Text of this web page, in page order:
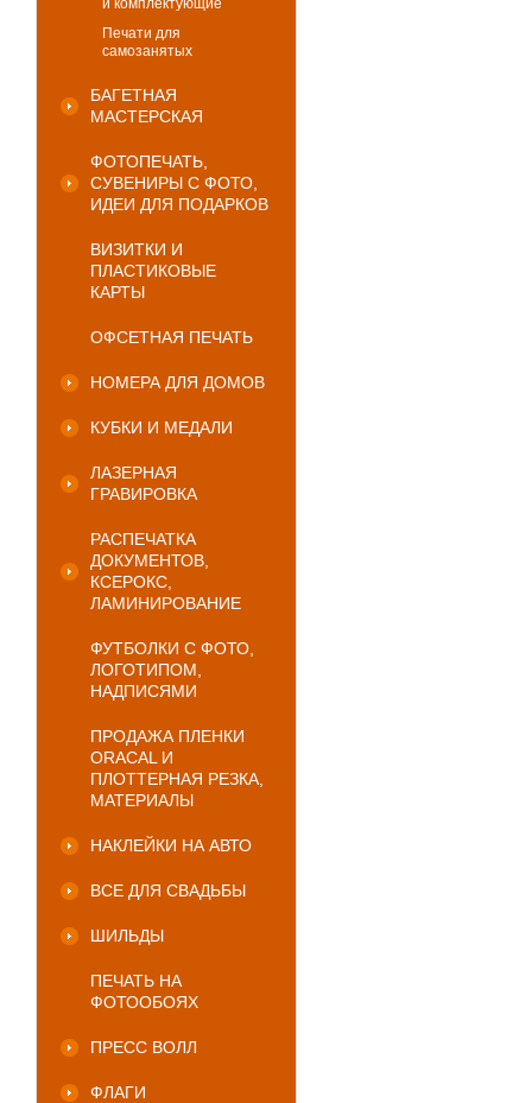
и комплектующие
Печати для
самозанятых
БАГЕТНАЯ
МАСТЕРСКАЯ
ФОТОПЕЧАТЬ,
СУВЕНИРЫ С ФОТО,
ИДЕИ ДЛЯ ПОДАРКОВ
ВИЗИТКИ И
ПЛАСТИКОВЫЕ
КАРТЫ
ОФСЕТНАЯ ПЕЧАТЬ
НОМЕРА ДЛЯ ДОМОВ
КУБКИ И МЕДАЛИ
ЛАЗЕРНАЯ
ГРАВИРОВКА
РАСПЕЧАТКА
ДОКУМЕНТОВ,
КСЕРОКС,
ЛАМИНИРОВАНИЕ
ФУТБОЛКИ С ФОТО,
ЛОГОТИПОМ,
НАДПИСЯМИ
ПРОДАЖА ПЛЕНКИ
ORACAL И
ПЛОТТЕРНАЯ РЕЗКА,
МАТЕРИАЛЫ
НАКЛЕЙКИ НА АВТО
ВСЕ ДЛЯ СВАДЬБЫ
ШИЛЬДЫ
ПЕЧАТЬ НА
ФОТООБОЯХ
ПРЕСС ВОЛЛ
ФЛАГИ